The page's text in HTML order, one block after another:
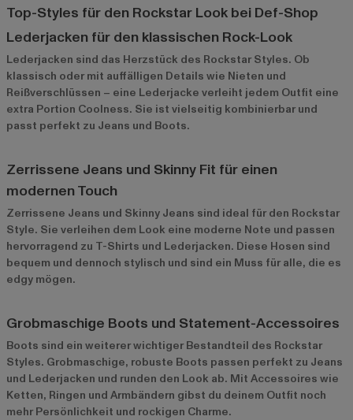
Top-Styles für den Rockstar Look bei Def-Shop
Lederjacken für den klassischen Rock-Look
Lederjacken sind das Herzstück des Rockstar Styles. Ob
klassisch oder mit auffälligen Details wie Nieten und
Reißverschlüssen – eine Lederjacke verleiht jedem Outfit eine
extra Portion Coolness. Sie ist vielseitig kombinierbar und
passt perfekt zu Jeans und Boots.
Zerrissene Jeans und Skinny Fit für einen
modernen Touch
Zerrissene Jeans und Skinny Jeans sind ideal für den Rockstar
Style. Sie verleihen dem Look eine moderne Note und passen
hervorragend zu T-Shirts und Lederjacken. Diese Hosen sind
bequem und dennoch stylisch und sind ein Muss für alle, die es
edgy mögen.
Grobmaschige Boots und Statement-Accessoires
Boots sind ein weiterer wichtiger Bestandteil des Rockstar
Styles. Grobmaschige, robuste Boots passen perfekt zu Jeans
und Lederjacken und runden den Look ab. Mit Accessoires wie
Ketten, Ringen und Armbändern gibst du deinem Outfit noch
mehr Persönlichkeit und rockigen Charme.